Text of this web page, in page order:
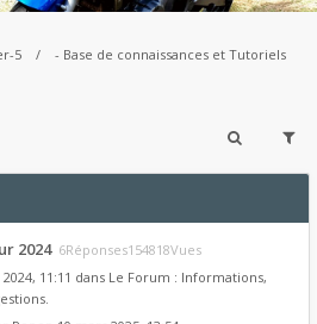
5
- Base de connaissances et Tutoriels
2024 6Réponses154818Vues
11:11 dans Le Forum : Informations,